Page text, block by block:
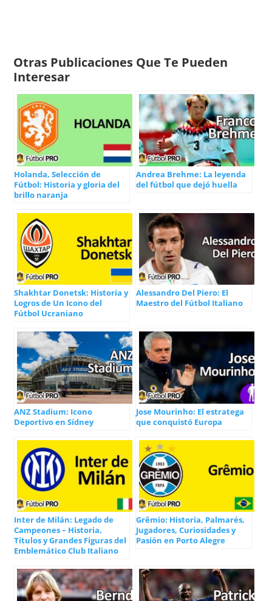
Otras Publicaciones Que Te Pueden
Interesar
Holanda, Selección de
Fútbol: Historia y gloria del
brillo naranja
Andrea Brehme: La leyenda
del fútbol que dejó huella
Shakhtar Donetsk: Historia y
Logros de Un Icono del
Fútbol Ucraniano
Alessandro Del Piero: El
Maestro del Fútbol Italiano
ANZ Stadium: Icono
Deportivo en Sídney
Jose Mourinho: El estratega
que conquistó Europa
Inter de Milán: Legado de
Campeones – Historia,
Títulos y Grandes Figuras del
Emblemático Club Italiano
Grêmio: Historia, Palmarés,
Jugadores, Curiosidades y
Pasión en Porto Alegre